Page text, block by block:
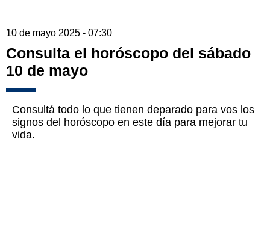
10 de mayo 2025 - 07:30
Consulta el horóscopo del sábado
10 de mayo
Consultá todo lo que tienen deparado para vos los
signos del horóscopo en este día para mejorar tu
vida.